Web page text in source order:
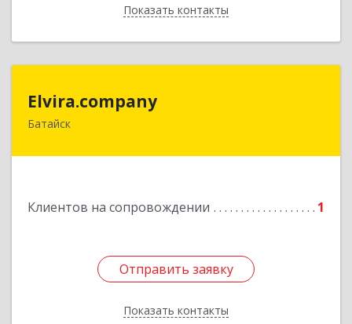
Показать контакты
Назад
Elvira.company
Батайск
Клиентов на сопровождении 1
Отправить заявку
Показать контакты
Отправить заявку
Назад